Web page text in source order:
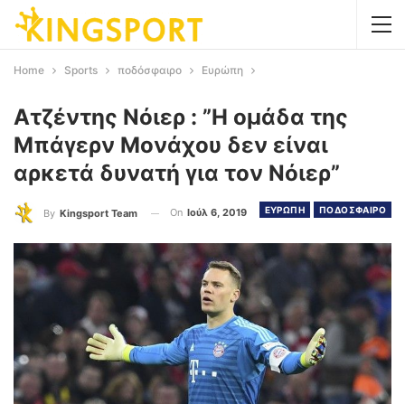
Home Sports ποδόσφαιρο Ευρώπη
Ατζέντης Νόιερ : ”Η ομάδα της
Μπάγερν Μονάχου δεν είναι
αρκετά δυνατή για τον Νόιερ”
ΕΥΡΩΠΗ ΠΟΔΟΣΦΑΙΡΟ
By Kingsport Team On Ιούλ 6, 2019